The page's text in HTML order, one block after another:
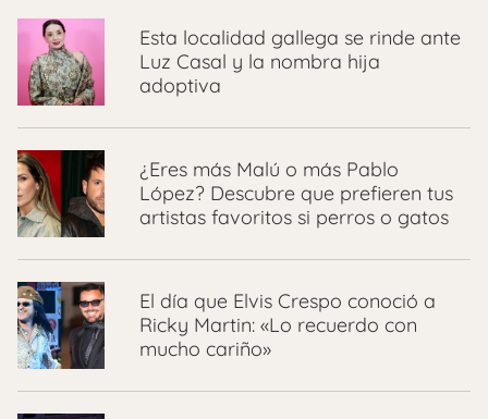
Esta localidad gallega se rinde ante
Luz Casal y la nombra hija
adoptiva
¿Eres más Malú o más Pablo
López? Descubre que prefieren tus
artistas favoritos si perros o gatos
El día que Elvis Crespo conoció a
Ricky Martin: «Lo recuerdo con
mucho cariño»